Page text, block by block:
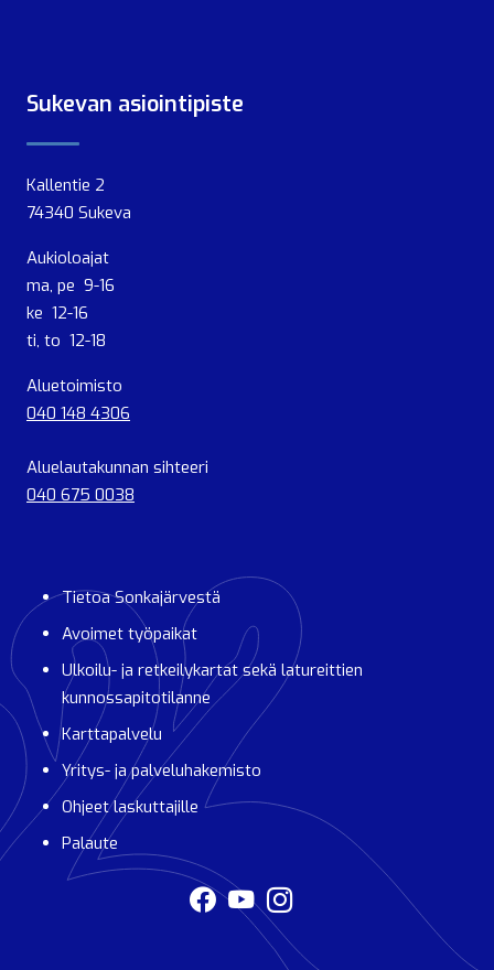
Sukevan asiointipiste
Kallentie 2
74340 Sukeva
Aukioloajat
ma, pe 9-16
ke 12-16
ti, to 12-18
Aluetoimisto
040 148 4306
Aluelautakunnan sihteeri
040 675 0038
Tietoa Sonkajärvestä
Avoimet työpaikat
Ulkoilu- ja retkeilykartat sekä latureittien
kunnossapitotilanne
Karttapalvelu
Yritys- ja palveluhakemisto
Ohjeet laskuttajille
Palaute